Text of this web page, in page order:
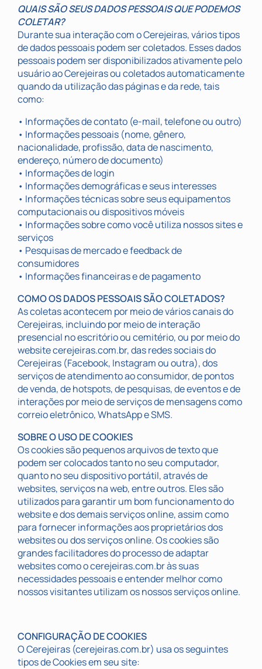
QUAIS SÃO SEUS DADOS PESSOAIS QUE PODEMOS
COLETAR?
Durante sua interação com o Cerejeiras, vários tipos
de dados pessoais podem ser coletados. Esses dados
pessoais podem ser disponibilizados ativamente pelo
usuário ao Cerejeiras ou coletados automaticamente
quando da utilização das páginas e da rede, tais
como:
• Informações de contato (e-mail, telefone ou outro)
• Informações pessoais (nome, gênero,
nacionalidade, profissão, data de nascimento,
endereço, número de documento)
• Informações de login
• Informações demográficas e seus interesses
• Informações técnicas sobre seus equipamentos
computacionais ou dispositivos móveis
• Informações sobre como você utiliza nossos sites e
serviços
• Pesquisas de mercado e feedback de
consumidores
• Informações financeiras e de pagamento
COMO OS DADOS PESSOAIS SÃO COLETADOS?
As coletas acontecem por meio de vários canais do
Cerejeiras, incluindo por meio de interação
presencial no escritório ou cemitério, ou por meio do
website cerejeiras.com.br, das redes sociais do
Cerejeiras (Facebook, Instagram ou outra), dos
serviços de atendimento ao consumidor, de pontos
de venda, de hotspots, de pesquisas, de eventos e de
interações por meio de serviços de mensagens como
correio eletrônico, WhatsApp e SMS.
SOBRE O USO DE COOKIES
Os cookies são pequenos arquivos de texto que
podem ser colocados tanto no seu computador,
quanto no seu dispositivo portátil, através de
websites, serviços na web, entre outros. Eles são
utilizados para garantir um bom funcionamento do
website e dos demais serviços online, assim como
para fornecer informações aos proprietários dos
websites ou dos serviços online. Os cookies são
grandes facilitadores do processo de adaptar
websites como o cerejeiras.com.br às suas
necessidades pessoais e entender melhor como
nossos visitantes utilizam os nossos serviços online.
CONFIGURAÇÃO DE COOKIES
O Cerejeiras (cerejeiras.com.br) usa os seguintes
tipos de Cookies em seu site: